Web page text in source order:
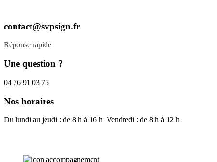
contact@svpsign.fr
Réponse rapide
Une question ?
04 76 91 03 75
Nos horaires
Du lundi au jeudi : de 8 h à 16 h Vendredi : de 8 h à 12 h